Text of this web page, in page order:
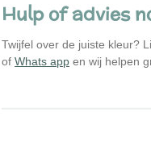
Hulp of advies
Twijfel over de juiste kleur?
of Whats app en wij helpen